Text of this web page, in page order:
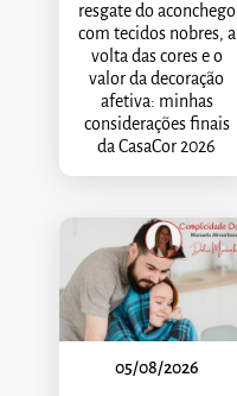
resgate do aconchego
com tecidos nobres, a
volta das cores e o
valor da decoração
afetiva: minhas
considerações finais
da CasaCor 2026
05/08/2026